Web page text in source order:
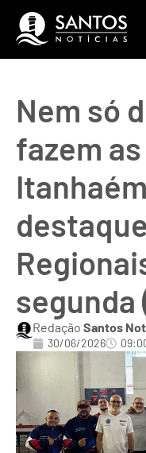
Nem só
fazem
segunda
Redação Santos
30/06/2026